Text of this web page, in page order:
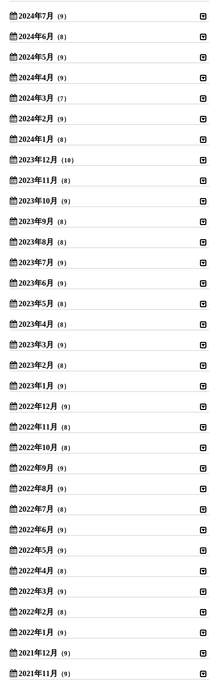
2024年7月 （9）
2024年6月 （8）
2024年5月 （9）
2024年4月 （9）
2024年3月 （7）
2024年2月 （9）
2024年1月 （8）
2023年12月 （10）
2023年11月 （8）
2023年10月 （9）
2023年9月 （8）
2023年8月 （8）
2023年7月 （9）
2023年6月 （9）
2023年5月 （8）
2023年4月 （8）
2023年3月 （9）
2023年2月 （8）
2023年1月 （9）
2022年12月 （9）
2022年11月 （8）
2022年10月 （8）
2022年9月 （9）
2022年8月 （9）
2022年7月 （8）
2022年6月 （9）
2022年5月 （9）
2022年4月 （8）
2022年3月 （9）
2022年2月 （8）
2022年1月 （9）
2021年12月 （9）
2021年11月 （9）